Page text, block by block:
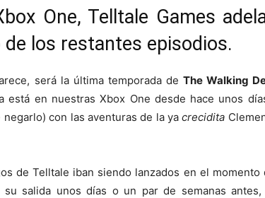
One, Telltale Games
de los restantes episodios.
será la última temporada de The Walking
está en nuestras Xbox One desde hace unos
con las aventuras de la yacrecidita
de Telltale iban siendo lanzados en el momento
salida unos días o un par de semanas antes,